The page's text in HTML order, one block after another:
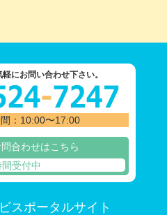
にお問い合わせ下さい。
：10:00〜17:00
合わせはこちら
受付中
スポータルサイト